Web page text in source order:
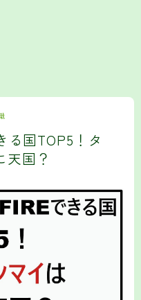
る国TOP5！タ
天国？